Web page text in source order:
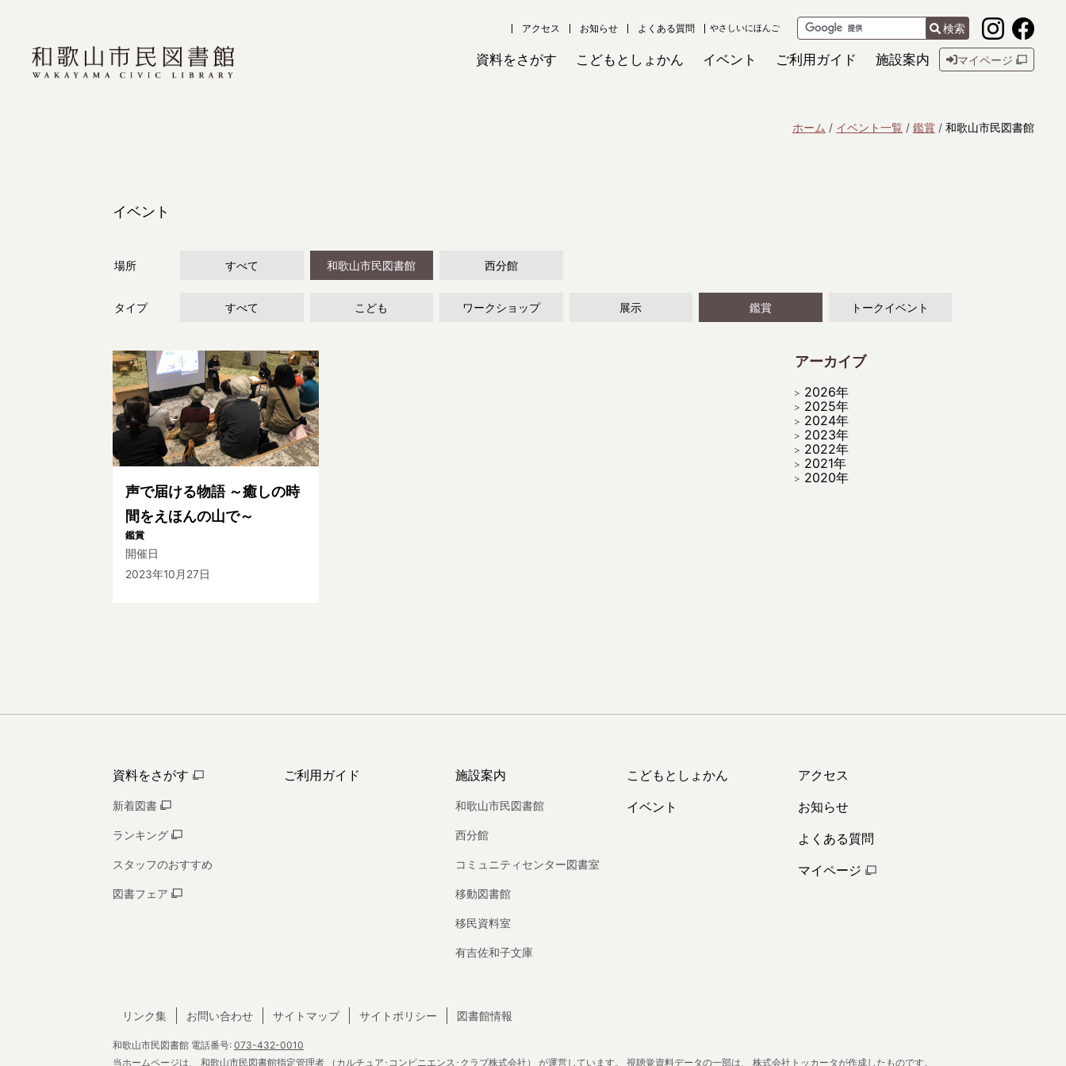
アクセス お知らせ よくある質問 やさしいにほんご 検索
資料をさがす こどもとしょかん イベント ご利用ガイド 施設案内 マイページ
ホーム イベント一覧 鑑賞 和歌山市民図書館
イベント
場所 すべて 和歌山市民図書館 西分館
タイプ すべて こども ワークショップ 展示 鑑賞 トークイベント
声で届ける物語 ～癒しの時
間をえほんの山で～
鑑賞
開催日
2023年10月27日
アーカイブ
2026年
2025年
2024年
2023年
2022年
2021年
2020年
資料をさがす
新着図書
ランキング
スタッフのおすすめ
図書フェア
ご利用ガイド 施設案内
和歌山市民図書館
西分館
コミュニティセンター図書室
移動図書館
移民資料室
有吉佐和子文庫
こどもとしょかん
イベント
アクセス
お知らせ
よくある質問
マイページ
和歌山市民図書館 電話番号: 073-432-0010
当ホームページは、
和歌山市民図書館指定管理者 （カルチュア･コンビニエンス･クラブ株式会社） が運営しています。 視聴覚資料データの一部は、 株式会社トッカータが作成したものです。
リンク集 お問い合わせ サイトマップ サイトポリシー 図書館情報